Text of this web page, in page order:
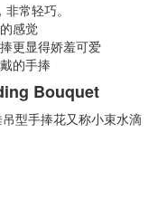
常轻巧。
感觉
更显得娇羞可爱
的手捧
Bouquet
型手捧花又称小束水滴